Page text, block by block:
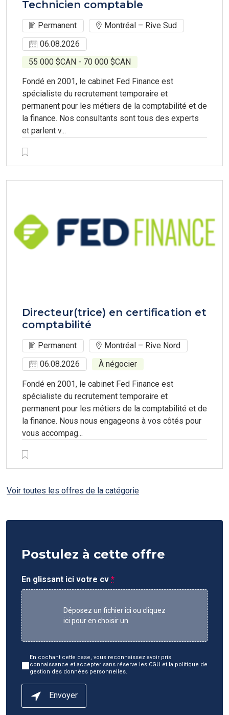
Technicien comptable
Permanent
Montréal – Rive Sud
06.08.2026
55 000 $CAN - 70 000 $CAN
Fondé en 2001, le cabinet Fed Finance est
spécialiste du recrutement temporaire et
permanent pour les métiers de la comptabilité et de
la finance. Nos consultants sont tous des experts
et parlent v...
Directeur(trice) en certification et
comptabilité
Permanent
Montréal – Rive Nord
06.08.2026
À négocier
Fondé en 2001, le cabinet Fed Finance est
spécialiste du recrutement temporaire et
permanent pour les métiers de la comptabilité et de
la finance. Nous nous engageons à vos côtés pour
vous accompag...
Voir toutes les offres de la catégorie
Postulez à cette offre
En glissant ici votre cv *
Déposez un fichier ici ou cliquez
ici pour en choisir un.
En cochant cette case, vous reconnaissez avoir pris
connaissance et accepter sans réserve les CGU et la politique de
gestion des données personnelles.
Envoyer